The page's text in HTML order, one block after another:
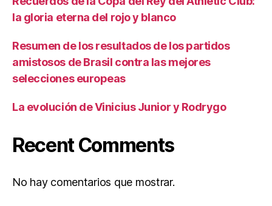
la gloria eterna del rojo y blanco
Resumen de los resultados de los partidos
amistosos de Brasil contra las mejores
selecciones europeas
La evolución de Vinicius Junior y Rodrygo
Recent Comments
No hay comentarios que mostrar.